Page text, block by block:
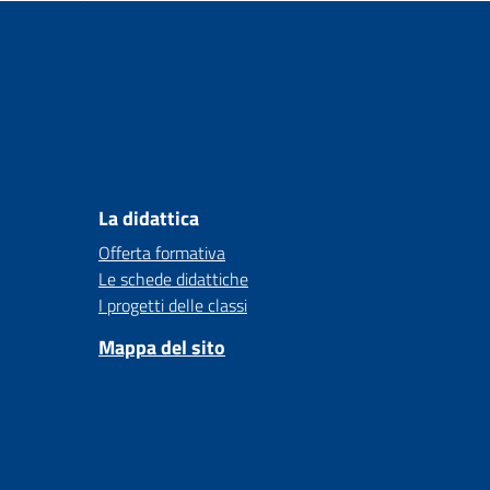
La didattica
Offerta formativa
Le schede didattiche
I progetti delle classi
Mappa del sito